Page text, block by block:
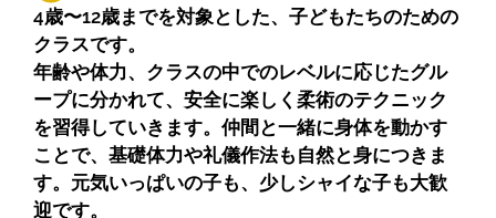
4歳〜12歳までを対象とした、子どもたちのための
クラスです。
年齢や体力、クラスの中でのレベルに応じたグル
ープに分かれて、安全に楽しく柔術のテクニック
を習得していきます。仲間と一緒に身体を動かす
ことで、基礎体力や礼儀作法も自然と身につきま
す。元気いっぱいの子も、少しシャイな子も大歓
迎です。